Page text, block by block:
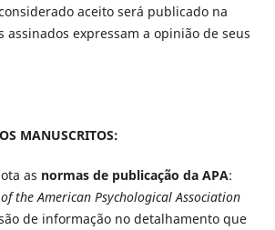
aceito será publicado na
assinados expressam a opinião de seus
MANUSCRITOS:
as normas de publicação da APA:
the American Psychological Association
de informação no detalhamento que